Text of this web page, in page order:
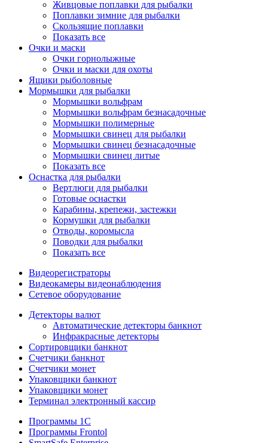
Живцовые поплавки для рыбалки
Поплавки зимние для рыбалки
Скользящие поплавки
Показать все
Очки и маски
Очки горнолыжные
Очки и маски для охоты
Ящики рыболовные
Мормышки для рыбалки
Мормышки вольфрам
Мормышки вольфрам безнасадочные
Мормышки полимерные
Мормышки свинец для рыбалки
Мормышки свинец безнасадочные
Мормышки свинец литые
Показать все
Оснастка для рыбалки
Вертлюги для рыбалки
Готовые оснастки
Карабины, крепежи, застежки
Кормушки для рыбалки
Отводы, коромысла
Поводки для рыбалки
Показать все
Видеорегистраторы
Видеокамеры видеонаблюдения
Сетевое оборудование
Детекторы валют
Автоматические детекторы банкнот
Инфракрасные детекторы
Сортировщики банкнот
Счетчики банкнот
Счетчики монет
Упаковщики банкнот
Упаковщики монет
Терминал электронный кассир
Программы 1C
Программы Frontol